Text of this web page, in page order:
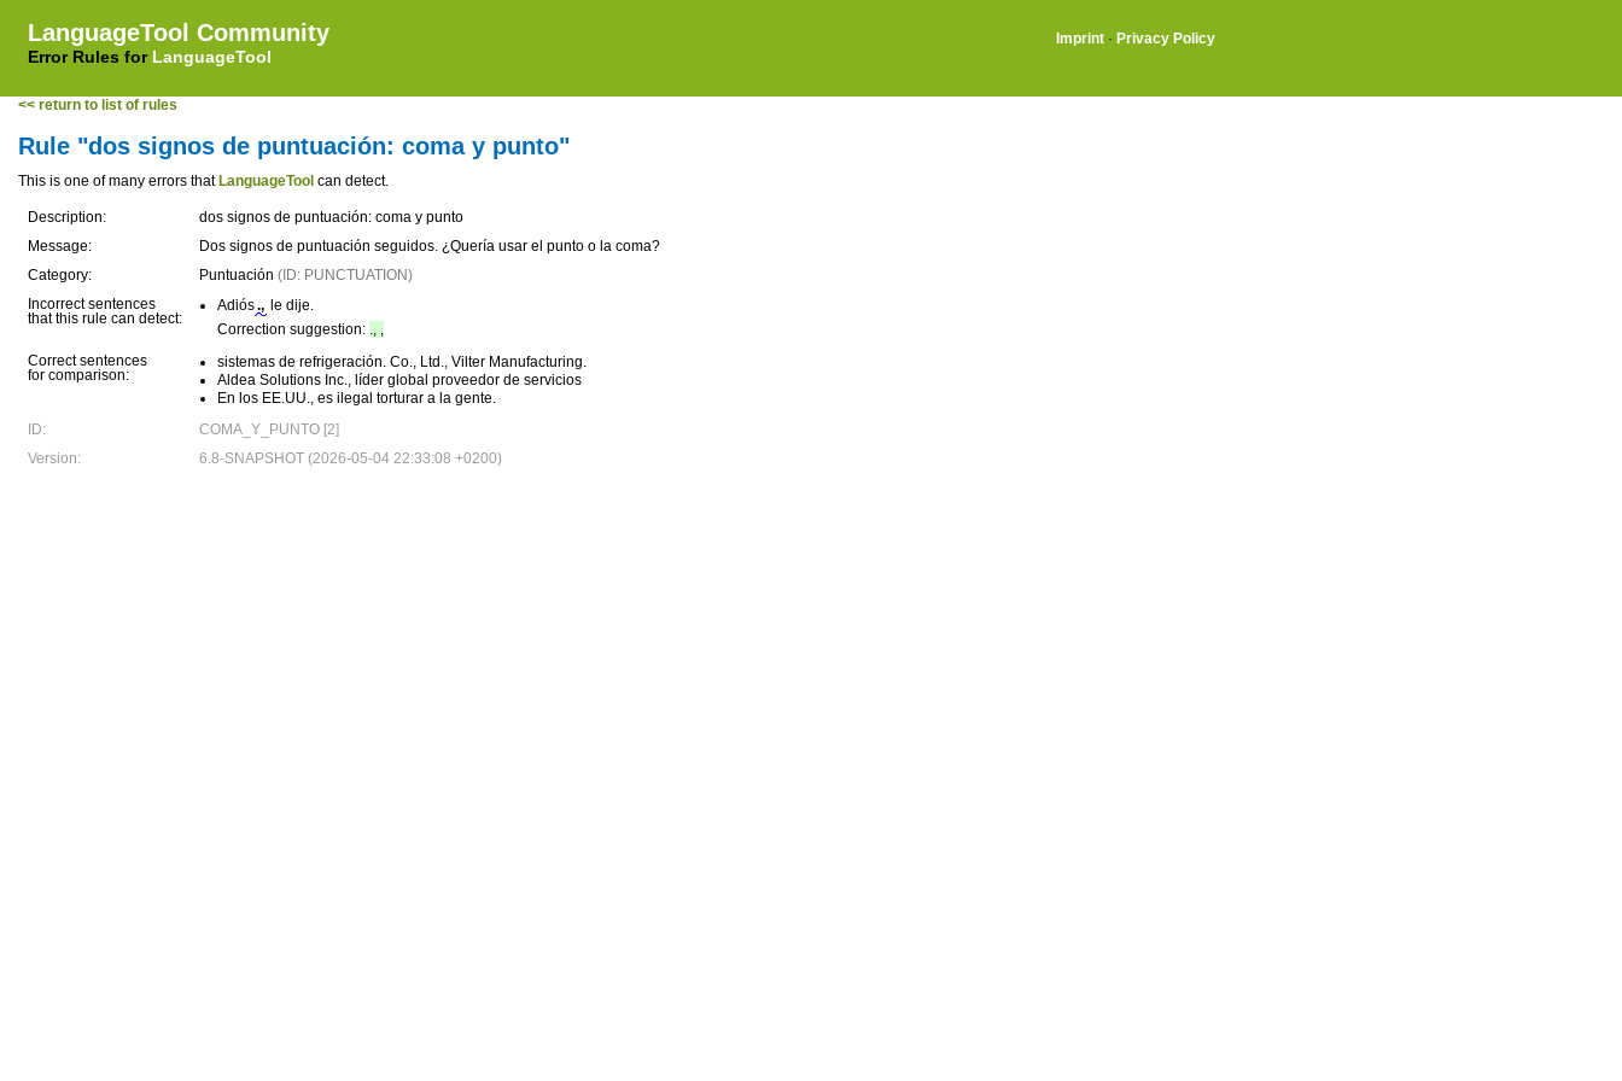
LanguageTool Community
Error Rules for LanguageTool
Imprint · Privacy Policy
<< return to list of rules
Rule "dos signos de puntuación: coma y punto"
This is one of many errors that LanguageTool can detect.
Description:
dos signos de puntuación: coma y punto
Message:
Dos signos de puntuación seguidos. ¿Quería usar el punto o la coma?
Category:
Puntuación (ID: PUNCTUATION)
Incorrect sentences
that this rule can detect:
Adiós., le dije.
Correction suggestion: ., ,
Correct sentences
for comparison:
sistemas de refrigeración. Co., Ltd., Vilter Manufacturing.
Aldea Solutions Inc., líder global proveedor de servicios
En los EE.UU., es ilegal torturar a la gente.
ID:
COMA_Y_PUNTO [2]
Version:
6.8-SNAPSHOT (2026-05-04 22:33:08 +0200)